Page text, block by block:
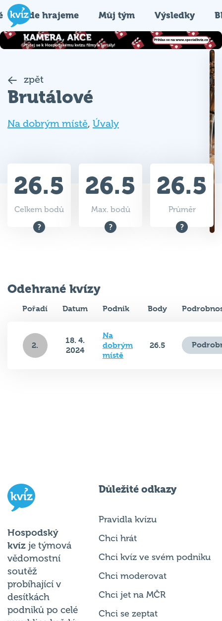
Kde hrajeme Můj tým Výsledky
zpět
Brutálové
Na dobrým místě, Úvaly
26.5
Celkem bodů
26.5
Max. bodů
26.5
Průměr
Odehrané kvízy
Pořadí Datum Podnik Body
2.
18. 4.
2024
Na
dobrým
místě
26.5
Hospodský
kvíz je týmová
vědomostní
soutěž
probíhající v
desítkách
podniků po celé
Důležité odkazy
Pravidla kvízu
Chci hrát
Chci kvíz ve svém podniku
Chci moderovat
Chci jet na MČR
Chci se zeptat